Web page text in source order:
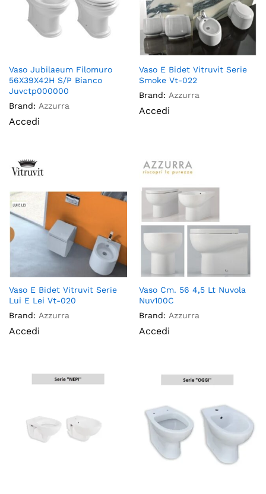
Vaso Jubilaeum Filomuro
56X39X42H S/P Bianco
Juvctp000000
Brand: Azzurra
Accedi
Vaso E Bidet Vitruvit Serie
Smoke Vt-022
Brand: Azzurra
Accedi
Vaso E Bidet Vitruvit Serie
Lui E Lei Vt-020
Brand: Azzurra
Accedi
Vaso Cm. 56 4,5 Lt Nuvola
Nuv100C
Brand: Azzurra
Accedi